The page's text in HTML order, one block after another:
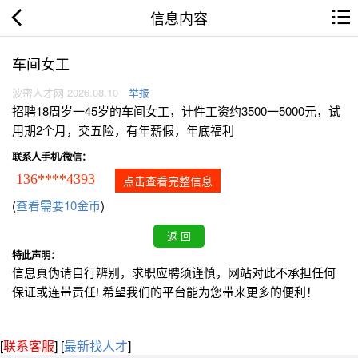
信息内容
车间女工
波密人才网 2026.08.10 举报
招聘18周岁一45岁的车间女工，计件工资约3500一5000元，试
用期2个月，交五险，有年薪假，年底福利
联系人手机/微信：
136****4393 点击查看完整信息
(查看需要10金币)
特此声明：
信息真伪请自行辨别，求职应聘须谨慎，网站对此不承担任何
保证或连带责任! 希望我们的平台能为您带来更多的便利！
[联系客服] [最新找人才]